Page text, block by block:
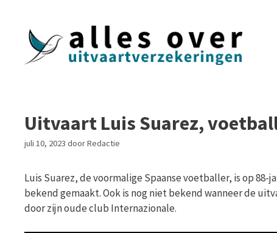
Uitvaart Luis Suarez,
juli 10, 2023 doorRedactie
Luis Suarez, de voormalige Spaanse voetballer, is op
bekend gemaakt. Ook is nog niet bekend wanneer de
door zijn oude club Internazionale.